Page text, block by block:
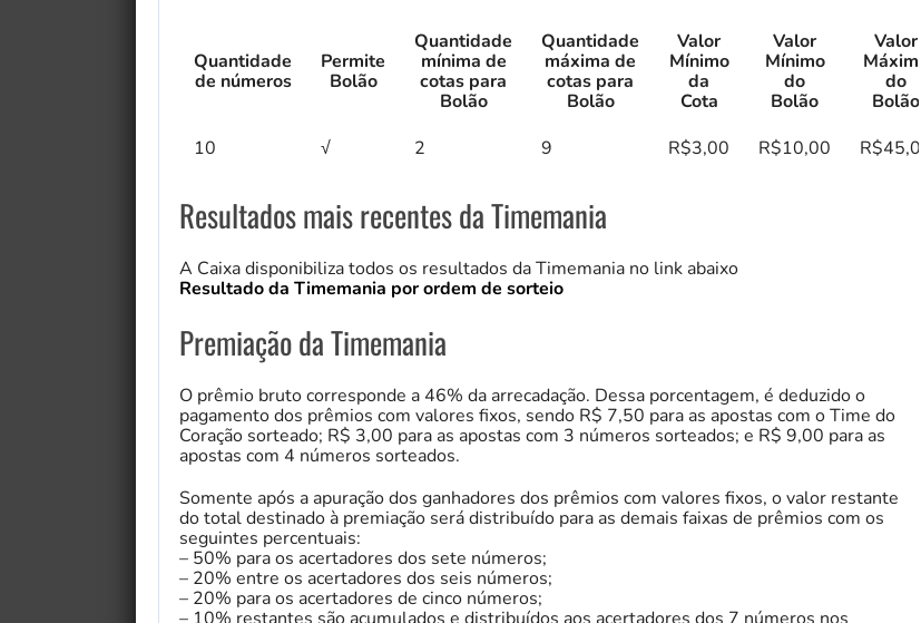
Quantidade
de números
Permite
Bolão
Quantidade
mínima de
cotas para
Bolão
Quantidade
máxima de
cotas para
Bolão
Valor
Mínimo
da
Cota
Valor
Mínimo
do
Bolão
Valor
Máximo
do
Bolão
10
√ 2 9 R$3,00 R$10,00 R$45,00
Resultados mais recentes da Timemania
A Caixa disponibiliza todos os resultados da Timemania no link abaixo
Resultado da Timemania por ordem de sorteio
Premiação da Timemania
O prêmio bruto corresponde a 46% da arrecadação. Dessa porcentagem, é deduzido o
pagamento dos prêmios com valores fixos, sendo R$ 7,50 para as apostas com o Time do
Coração sorteado; R$ 3,00 para as apostas com 3 números sorteados; e R$ 9,00 para as
apostas com 4 números sorteados.
Somente após a apuração dos ganhadores dos prêmios com valores fixos, o valor restante
do total destinado à premiação será distribuído para as demais faixas de prêmios com os
seguintes percentuais:
– 50% para os acertadores dos sete números;
– 20% entre os acertadores dos seis números;
– 20% para os acertadores de cinco números;
My Fairytale Griffin